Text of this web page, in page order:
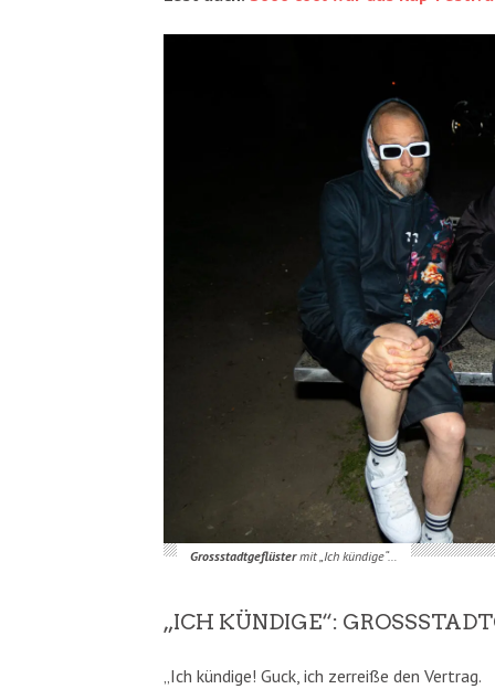
Grossstadtgeflüstermit „Ich kündige“…
„ICH KÜNDIGE“:
„Ich kündige! Guck, ich zerreiße den Vertrag.